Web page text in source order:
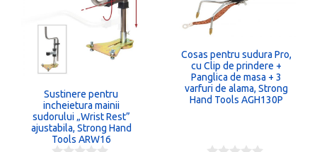
Sustinere pentru
incheietura mainii
sudorului „Wrist Rest”
ajustabila, Strong Hand
Tools ARW16
Cosas pentru sudura Pro,
cu Clip de prindere +
Panglica de masa + 3
varfuri de alama, Strong
Hand Tools AGH130P